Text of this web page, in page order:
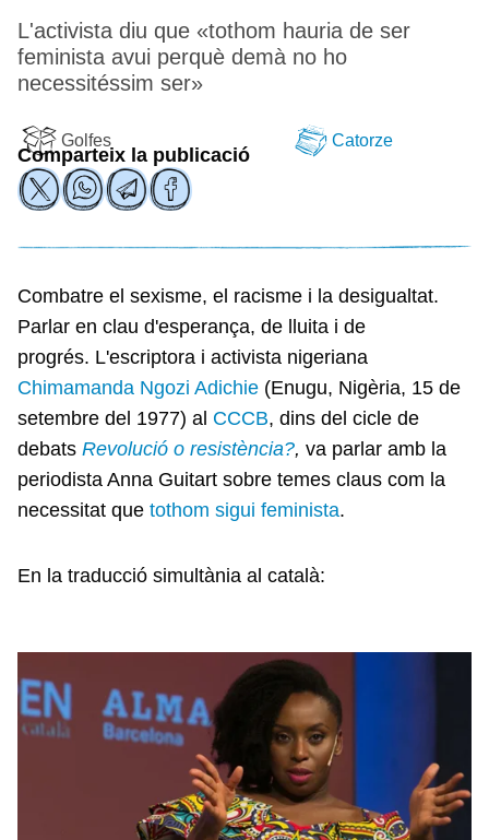
L'activista diu que «tothom hauria de ser
feminista avui perquè demà no ho
necessitéssim ser»
Golfes Catorze
Comparteix la publicació
Combatre el sexisme, el racisme i la desigualtat.
Parlar en clau d'esperança, de lluita i de
progrés. L'escriptora i activista nigeriana
Chimamanda Ngozi Adichie (Enugu, Nigèria, 15 de
setembre del 1977) al CCCB, dins del cicle de
debats Revolució o resistència?, va parlar amb la
periodista Anna Guitart sobre temes claus com la
necessitat que tothom sigui feminista.
En la traducció simultània al català: